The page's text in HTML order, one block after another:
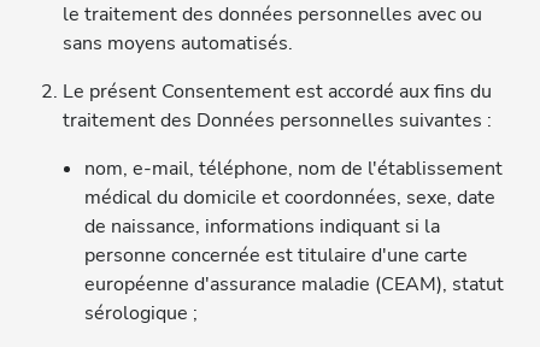
le traitement des données personnelles avec ou
sans moyens automatisés.
Le présent Consentement est accordé aux fins du
traitement des Données personnelles suivantes :
nom, e-mail, téléphone, nom de l'établissement
médical du domicile et coordonnées, sexe, date
de naissance, informations indiquant si la
personne concernée est titulaire d'une carte
européenne d'assurance maladie (CEAM), statut
sérologique ;